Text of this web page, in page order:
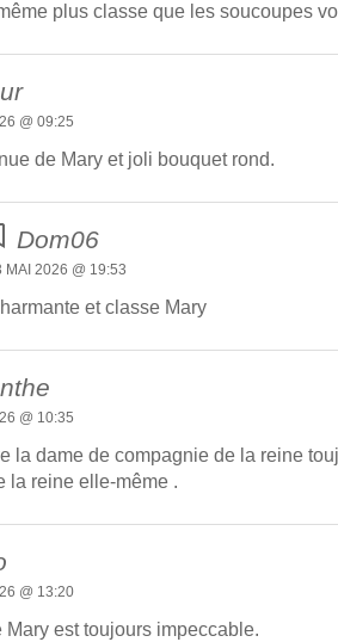
plus classe que les soucoupes
@ 09:25
de Mary et joli bouquet rond.
Dom06
MAI 2026 @ 19:53
et classe Mary
@ 10:35
la dame de compagnie de la reine
la reine elle-même .
@ 13:20
Mary est toujours impeccable.